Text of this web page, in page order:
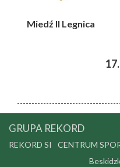
Miedź II Legnica
GRUPA REKORD
REKORD SI CENTRUM